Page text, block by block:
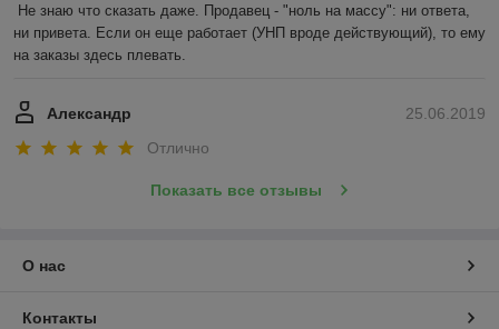
Не знаю что сказать даже. Продавец - "ноль на массу": ни ответа,
ни привета. Если он еще работает (УНП вроде действующий), то ему
на заказы здесь плевать.
25.06.2019
Александр
Отлично
Показать все отзывы
О нас
Контакты